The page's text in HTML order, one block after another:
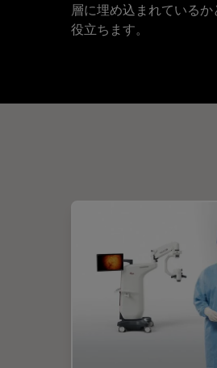
層に埋め込まれている
役立ちます。